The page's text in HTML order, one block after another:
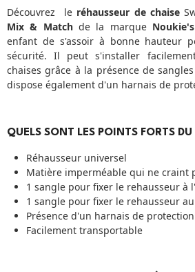
Découvrez le réhausseur de chaise
Mix & Matchde la marque Noukie's
enfant de s'assoir à bonne hauteur
sécurité. Il peut s'installer
chaises grâce à la présence de
dispose également d'un harnais de
QUELS SONT LES POINTS FORTS DU
Réhausseur universel
Matière imperméable qui ne craint
1 sangle pour fixer le rehausseur à
1 sangle pour fixer le rehausseur
Présence d'un harnais de protection
Facilement transportable